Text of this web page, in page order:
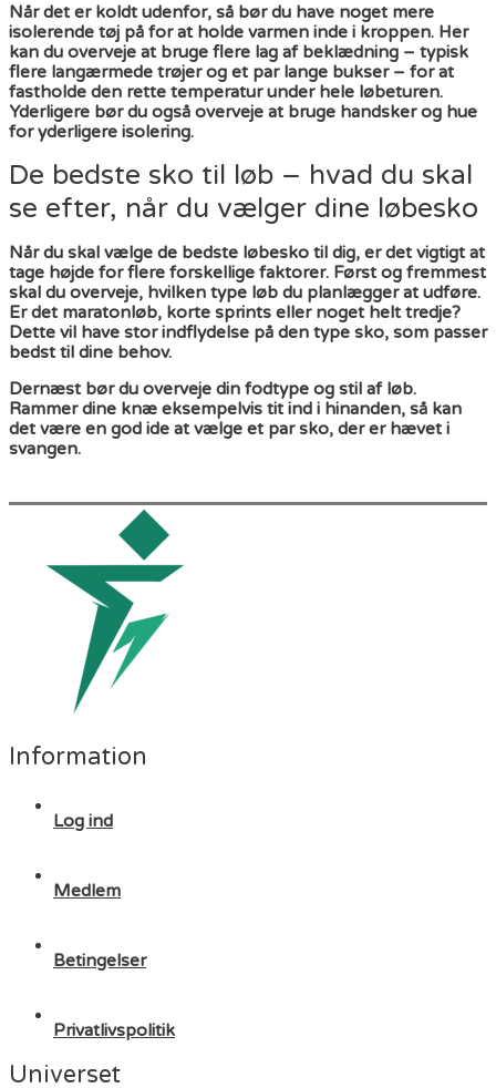
Når det er koldt udenfor, så bør du have noget mere
isolerende tøj på for at holde varmen inde i kroppen. Her
kan du overveje at bruge flere lag af beklædning – typisk
flere langærmede trøjer og et par lange bukser – for at
fastholde den rette temperatur under hele løbeturen.
Yderligere bør du også overveje at bruge handsker og hue
for yderligere isolering.
De bedste sko til løb – hvad du skal
se efter, når du vælger dine løbesko
Når du skal vælge de bedste løbesko til dig, er det vigtigt at
tage højde for flere forskellige faktorer. Først og fremmest
skal du overveje, hvilken type løb du planlægger at udføre.
Er det maratonløb, korte sprints eller noget helt tredje?
Dette vil have stor indflydelse på den type sko, som passer
bedst til dine behov.
Dernæst bør du overveje din fodtype og stil af løb.
Rammer dine knæ eksempelvis tit ind i hinanden, så kan
det være en god ide at vælge et par sko, der er hævet i
svangen.
Information
Log ind
Medlem
Betingelser
Privatlivspolitik
Universet